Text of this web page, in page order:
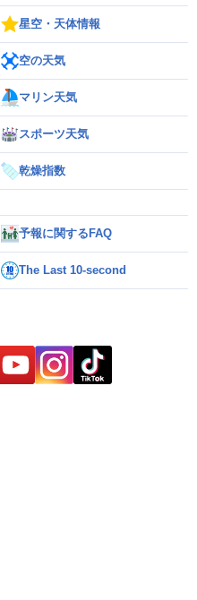
星空・天体情報
空の天気
マリン天気
スポーツ天気
乾燥指数
予報に関するFAQ
The Last 10-second